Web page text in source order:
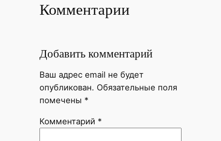
Комментарии
Добавить комментарий
Ваш адрес email не будет
опубликован. Обязательные поля
помечены *
Комментарий *